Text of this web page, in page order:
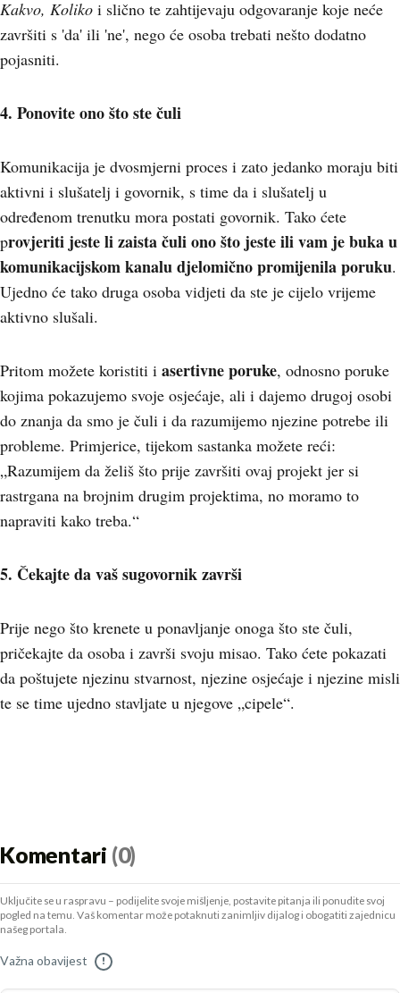
Kakvo, Koliko i slično te zahtijevaju odgovaranje koje neće
završiti s 'da' ili 'ne', nego će osoba trebati nešto dodatno
pojasniti.
4. Ponovite ono što ste čuli
Komunikacija je dvosmjerni proces i zato jedanko moraju biti
aktivni i slušatelj i govornik, s time da i slušatelj u
određenom trenutku mora postati govornik. Tako ćete
provjeriti jeste li zaista čuli ono što jeste ili vam je buka u
komunikacijskom kanalu djelomično promijenila poruku.
Ujedno će tako druga osoba vidjeti da ste je cijelo vrijeme
aktivno slušali.
Pritom možete koristiti i asertivne poruke, odnosno poruke
kojima pokazujemo svoje osjećaje, ali i dajemo drugoj osobi
do znanja da smo je čuli i da razumijemo njezine potrebe ili
probleme. Primjerice, tijekom sastanka možete reći:
„Razumijem da želiš što prije završiti ovaj projekt jer si
rastrgana na brojnim drugim projektima, no moramo to
napraviti kako treba.“
5. Čekajte da vaš sugovornik završi
Prije nego što krenete u ponavljanje onoga što ste čuli,
pričekajte da osoba i završi svoju misao. Tako ćete pokazati
da poštujete njezinu stvarnost, njezine osjećaje i njezine misli
te se time ujedno stavljate u njegove „cipele“.
Komentari (0)
Uključite se u raspravu – podijelite svoje mišljenje, postavite pitanja ili ponudite svoj
pogled na temu. Vaš komentar može potaknuti zanimljiv dijalog i obogatiti zajednicu
našeg portala.
Važna obavijest !